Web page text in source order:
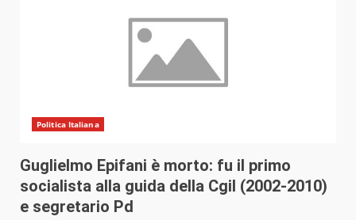
Politica Italiana
Guglielmo Epifani è morto: fu il primo
socialista alla guida della Cgil (2002-2010)
e segretario Pd